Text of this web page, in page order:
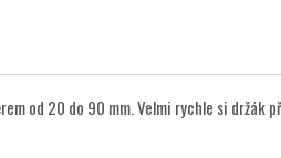
od 20 do 90 mm. Velmi rychle si